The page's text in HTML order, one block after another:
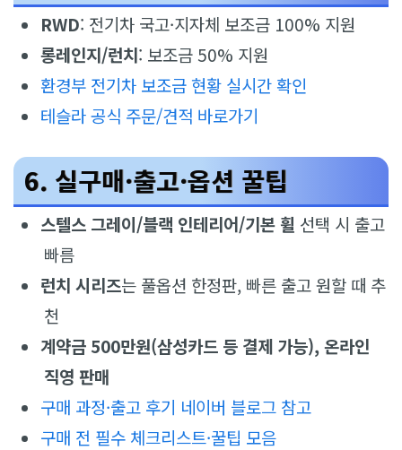
RWD: 전기차 국고·지자체 보조금 100% 지원
롱레인지/런치: 보조금 50% 지원
환경부 전기차 보조금 현황 실시간 확인
테슬라 공식 주문/견적 바로가기
6. 실구매·출고·옵션 꿀팁
스텔스 그레이/블랙 인테리어/기본 휠 선택 시 출고
빠름
런치 시리즈는 풀옵션 한정판, 빠른 출고 원할 때 추
천
계약금 500만원(삼성카드 등 결제 가능), 온라인
직영 판매
구매 과정·출고 후기 네이버 블로그 참고
구매 전 필수 체크리스트·꿀팁 모음